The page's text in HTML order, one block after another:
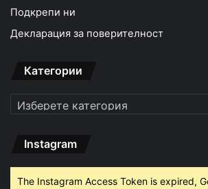
Подкрепи ни
Декларация за поверителност
Категории
Категории
Instagram
The Instagram Access Token is expired,